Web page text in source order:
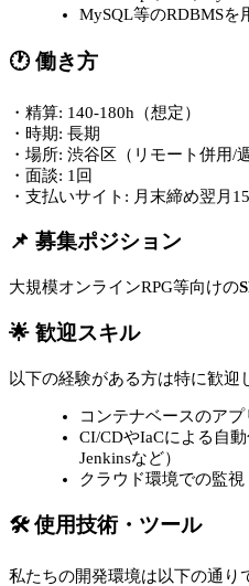
MySQL等のRDBMSを
🕐 働き方
・精算: 140-180h（想定）
・時期: 長期
・場所: 渋谷区（リモート併用/
・面談: 1回
・支払いサイト: 月末締め翌月
📌 募集ポジション
大規模オンラインRPG等向けの
🌟 歓迎スキル
以下の経験がある方は特に歓迎
コンテナベースのア
CI/CDやIaCによる自動
Jenkinsなど）
クラウド環境での監
🛠 使用技術・ツール
私たちの開発環境は以下の通り